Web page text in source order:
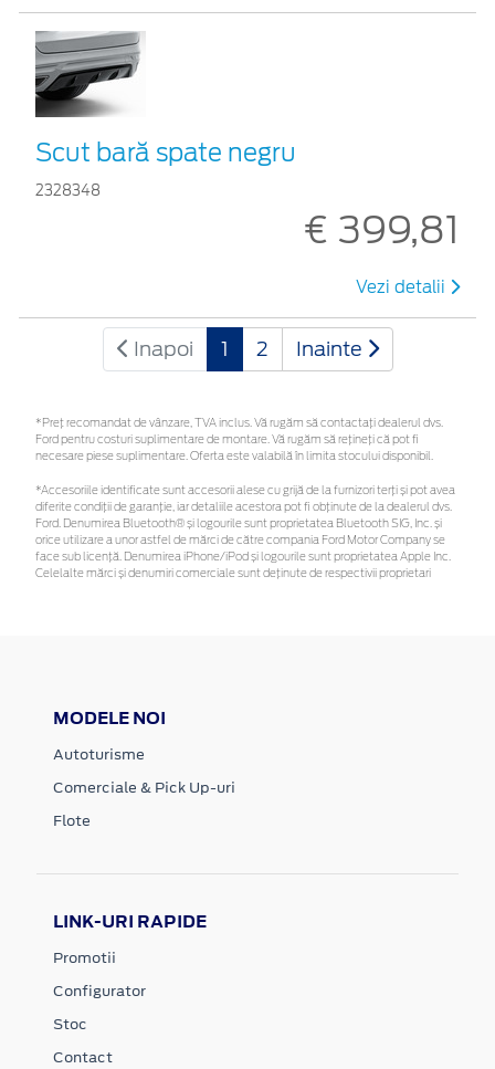
Scut bară spate negru
2328348
€ 399,81
Vezi detalii
Inapoi 1 2 Inainte
*Preţ recomandat de vânzare, TVA inclus. Vă rugăm să contactaţi dealerul dvs.
Ford pentru costuri suplimentare de montare. Vă rugăm să rețineți că pot fi
necesare piese suplimentare. Oferta este valabilă în limita stocului disponibil.
*Accesoriile identificate sunt accesorii alese cu grijă de la furnizori terți și pot avea
diferite condiții de garanție, iar detaliile acestora pot fi obținute de la dealerul dvs.
Ford. Denumirea Bluetooth® și logourile sunt proprietatea Bluetooth SIG, Inc. și
orice utilizare a unor astfel de mărci de către compania Ford Motor Company se
face sub licență. Denumirea iPhone/iPod și logourile sunt proprietatea Apple Inc.
Celelalte mărci și denumiri comerciale sunt deținute de respectivii proprietari
MODELE NOI
Autoturisme
Comerciale & Pick Up-uri
Flote
LINK-URI RAPIDE
Promotii
Configurator
Stoc
Contact